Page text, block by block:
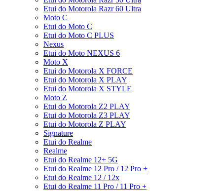
Etui do Motorola Razr 60 Ultra
Moto C
Etui do Moto C
Etui do Moto C PLUS
Nexus
Etui do Moto NEXUS 6
Moto X
Etui do Motorola X FORCE
Etui do Motorola X PLAY
Etui do Motorola X STYLE
Moto Z
Etui do Motorola Z2 PLAY
Etui do Motorola Z3 PLAY
Etui do Motorola Z PLAY
Signature
Etui do Realme
Realme
Etui do Realme 12+ 5G
Etui do Realme 12 Pro / 12 Pro +
Etui do Realme 12 / 12x
Etui do Realme 11 Pro / 11 Pro +